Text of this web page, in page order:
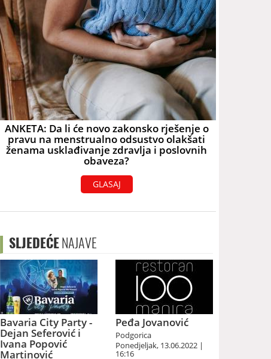
ANKETA: Da li će novo zakonsko rješenje o
pravu na menstrualno odsustvo olakšati
ženama usklađivanje zdravlja i poslovnih
obaveza?
GLASAJ
SLJEDEĆENAJAVE
Bavaria City Party -
Dejan Seferović i
Ivana Popović
Martinović
Peđa Jovanović
Podgorica
Ponedjeljak, 13.06.2022 |
16:16